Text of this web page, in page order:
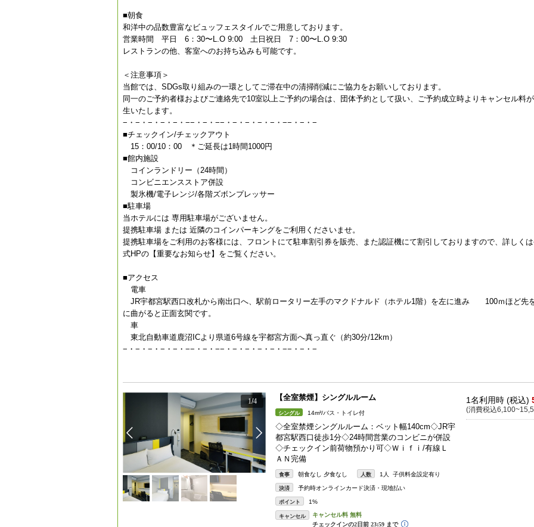
■朝食
和洋中の品数豊富なビュッフェスタイルでご用意しております。
営業時間 平日 6：30〜L.O 9:00 土日祝日 7：00〜L.O 9:30
レストランの他、客室へのお持ち込みも可能です。
＜注意事項＞
当館では、SDGs取り組みの一環としてご滞在中の清掃削減にご協力をお願いしております。
同一のご予約者様およびご連絡先で10室以上ご予約の場合は、団体予約として扱い、ご予約成立時よりキャンセル料
生いたします。
−・−・−・−・−・−−・−・−−・−・−・−・−・−−・−・−
■チェックイン/チェックアウト
15：00/10：00 ＊ご延長は1時間1000円
■館内施設
コインランドリー（24時間）
コンビニエンスストア併設
製氷機/電子レンジ/各階ズボンプレッサー
■駐車場
当ホテルには 専用駐車場がございません。
提携駐車場 または 近隣のコインパーキングをご利用くださいませ。
提携駐車場をご利用のお客様には、フロントにて駐車割引券を販売、また認証機にて割引しておりますので、詳しく
式HPの【重要なお知らせ】をご覧ください。
■アクセス
電車
JR宇都宮駅西口改札から南出口へ、駅前ロータリー左手のマクドナルド（ホテル1階）を左に進み 100ｍほど先
に曲がると正面玄関です。
車
東北自動車道鹿沼ICより県道6号線を宇都宮方面へ真っ直ぐ（約30分/12km）
−・−・−・−・−・−−・−・−−・−・−・−・−・−−・−・−
1/4 【全室禁煙】シングルルーム
シングル 14m²/バス・トイレ付
◇全室禁煙シングルルーム：ベット幅140cm◇JR宇
都宮駅西口徒歩1分◇24時間営業のコンビニが併設
◇チェックイン前荷物預かり可◇Ｗｉｆｉ/有線Ｌ
ＡＮ完備
食事 朝食なし 夕食なし 人数 1人 子供料金設定有り
決済 予約時オンラインカード決済・現地払い
ポイント 1%
キャンセル
1名利用時 (税込)
(消費税込